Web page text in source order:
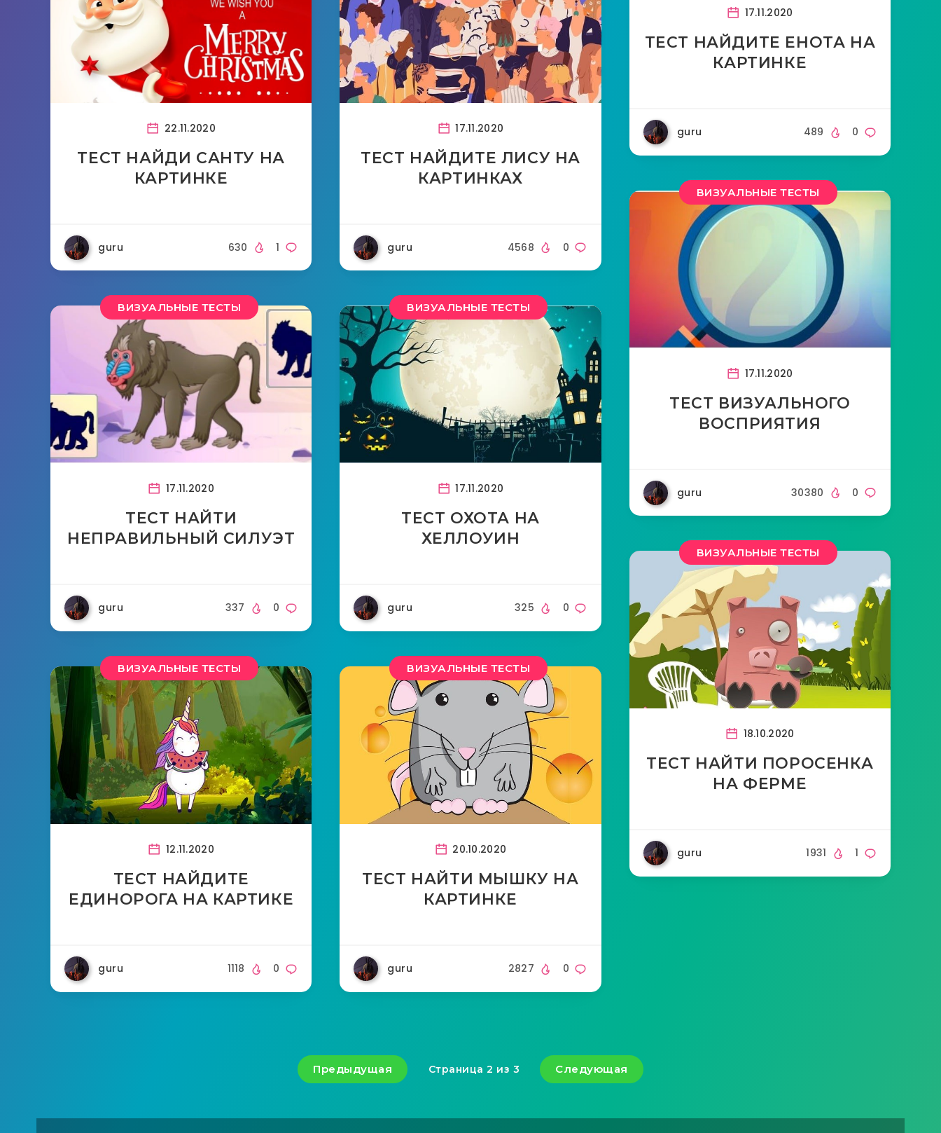
22.11.2020
ТЕСТ НАЙДИ САНТУ НА
КАРТИНКЕ
guru 1
630
17.11.2020
ТЕСТ НАЙДИТЕ ЛИСУ НА
КАРТИНКАХ
guru 0
4568
17.11.2020
ТЕСТ НАЙДИТЕ ЕНОТА НА
КАРТИНКЕ
guru 0
489
ВИЗУАЛЬНЫЕ ТЕСТЫ
17.11.2020
ТЕСТ НАЙТИ
НЕПРАВИЛЬНЫЙ СИЛУЭТ
guru 0
337
ВИЗУАЛЬНЫЕ ТЕСТЫ
17.11.2020
ТЕСТ ОХОТА НА
ХЕЛЛОУИН
guru 0
325
ВИЗУАЛЬНЫЕ ТЕСТЫ
17.11.2020
ТЕСТ ВИЗУАЛЬНОГО
ВОСПРИЯТИЯ
guru 0
30380
ВИЗУАЛЬНЫЕ ТЕСТЫ
12.11.2020
ТЕСТ НАЙДИТЕ
ЕДИНОРОГА НА КАРТИКЕ
guru 0
1118
ВИЗУАЛЬНЫЕ ТЕСТЫ
20.10.2020
ТЕСТ НАЙТИ МЫШКУ НА
КАРТИНКЕ
guru 0
2827
ВИЗУАЛЬНЫЕ ТЕСТЫ
18.10.2020
ТЕСТ НАЙТИ ПОРОСЕНКА
НА ФЕРМЕ
guru 1
1931
Предыдущая Страница 2 из 3 Следующая